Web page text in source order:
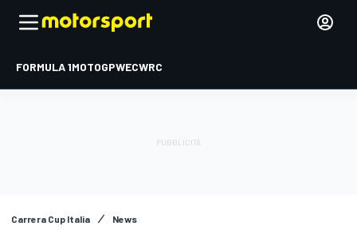
FORMULA 1MOTOGPWECWRC
Carrera Cup Italia News